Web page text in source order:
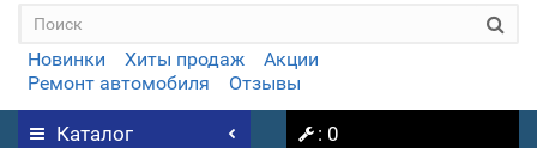
Новинки Хиты продаж
Акции
Ремонт автомобиля
Отзывы
Каталог : 0